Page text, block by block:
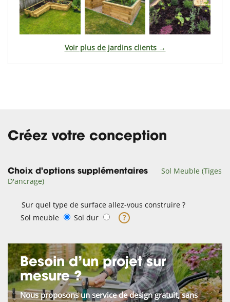
Voir plus de jardins clients →
Créez votre conception
Choix d'options supplémentaires
Sol Meuble (Tiges
D'ancrage)
Sur quel type de surface allez-vous construire ?
Sol meuble
Sol dur ?
Besoin d’un projet sur
mesure ?
Nous proposons un service de design gratuit, sans